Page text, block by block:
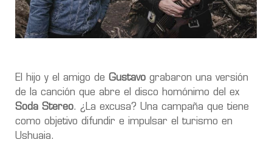
El hijo y el amigo de Gustavo grabaron una versión
de la canción que abre el disco homónimo del ex
Soda Stereo. ¿La excusa? Una campaña que tiene
como objetivo difundir e impulsar el turismo en
Ushuaia.